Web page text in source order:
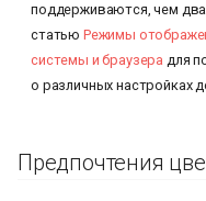
поддерживаются, чем
статью Режимы
системы и браузера для
о различных настройках
Предпочтения